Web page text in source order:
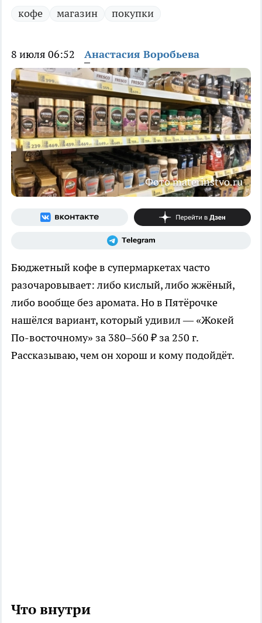
кофе магазин покупки
8 июля 06:52 Анастасия Воробьева
Фото materinstvo.ru
Бюджетный кофе в супермаркетах часто
разочаровывает: либо кислый, либо жжёный,
либо вообще без аромата. Но в Пятёрочке
нашёлся вариант, который удивил — «Жокей
По-восточному» за 380–560 ₽ за 250 г.
Рассказываю, чем он хорош и кому подойдёт.
Что внутри